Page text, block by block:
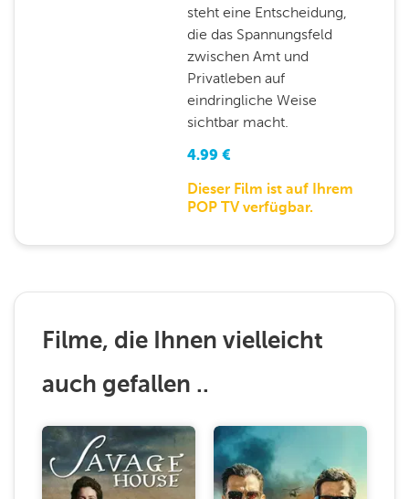
steht eine Entscheidung,
die das Spannungsfeld
zwischen Amt und
Privatleben auf
eindringliche Weise
sichtbar macht.
4.99 €
Dieser Film ist auf Ihrem
POP TV verfügbar.
Filme, die Ihnen vielleicht
auch gefallen ..